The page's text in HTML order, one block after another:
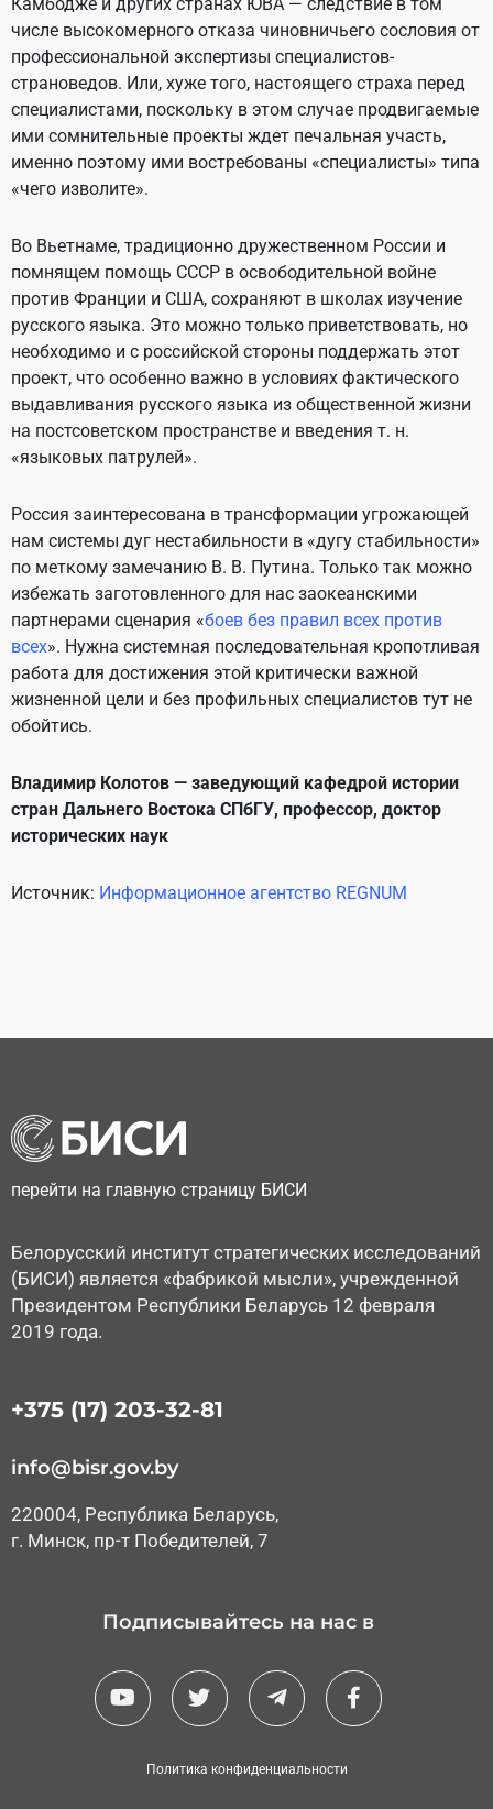
числе высокомерного отказа чиновничьего сословия от
профессиональной экспертизы специалистов-
страноведов. Или, хуже того, настоящего страха перед
специалистами, поскольку в этом случае продвигаемые
ими сомнительные проекты ждет печальная участь,
именно поэтому ими востребованы «специалисты» типа
«чего изволите».
Во Вьетнаме, традиционно дружественном России и
помнящем помощь СССР в освободительной войне
против Франции и США, сохраняют в школах изучение
русского языка. Это можно только приветствовать, но
необходимо и с российской стороны поддержать этот
проект, что особенно важно в условиях фактического
выдавливания русского языка из общественной жизни
на постсоветском пространстве и введения т. н.
«языковых патрулей».
Россия заинтересована в трансформации угрожающей
нам системы дуг нестабильности в «дугу стабильности»
по меткому замечанию В. В. Путина. Только так можно
избежать заготовленного для нас заокеанскими
партнерами сценария «боев без правил всех против
всех». Нужна системная последовательная кропотливая
работа для достижения этой критически важной
жизненной цели и без профильных специалистов тут не
обойтись.
Владимир Колотов — заведующий кафедрой истории
стран Дальнего Востока СПбГУ, профессор, доктор
исторических наук
Источник: Информационное агентство REGNUM
перейти на главную страницу БИСИ
Белорусский институт стратегических исследований
(БИСИ) является «фабрикой мысли», учрежденной
Президентом Республики Беларусь 12 февраля
2019 года.
+375 (17) 203-32-81
info@bisr.gov.by
220004, Республика Беларусь,
г. Минск, пр-т Победителей, 7
Подписывайтесь на нас в
Y
o
u
T
w
i
t
T
e
l
g
F
a
c
Политика конфиденциальности